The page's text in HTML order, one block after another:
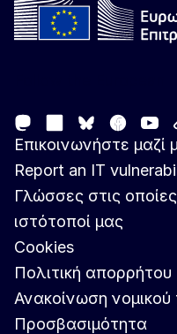
MastodonLinkedIn
Bluesky
Επικοινωνήστε μαζί
Report an IT
Γλώσσες στις οποίες
ιστότοποί μας
Cookies
Πολιτική απορρήτου
Ανακοίνωση νομικού
Προσβασιμότητα